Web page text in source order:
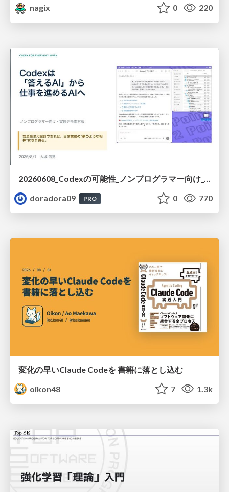
nagix 0 220
20260608_Codexの可能性_ノンプログラマー向け_大城追記
doradora09
PRO 0 770
変化の早いClaude Codeを 書籍に落とし込む
oikon48
7 1.3k